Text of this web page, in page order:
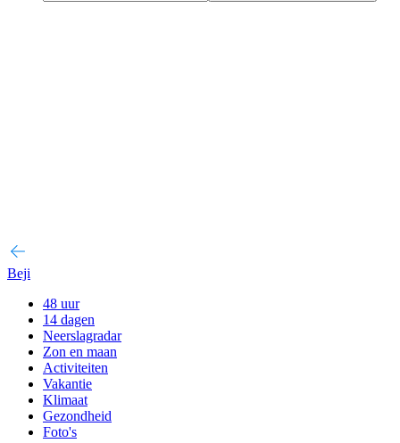
Beji
48 uur
14 dagen
Neerslagradar
Zon en maan
Activiteiten
Vakantie
Klimaat
Gezondheid
Foto's